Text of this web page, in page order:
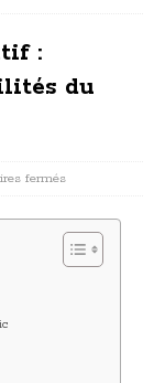
:
du
fermés